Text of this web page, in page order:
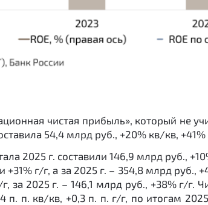
чистая прибыль», который не
54,4 млрд руб., +20% кв/кв,
2025 г. составили 146,9 млрд руб.,
г/г, а за 2025 г. – 354,8 млрд
за 2025 г. – 146,1 млрд руб., +38% г/
п. п. кв/кв, +0,3 п. п. г/г, по итогам